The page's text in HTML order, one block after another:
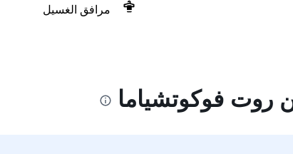
مرافق الغسيل
روت فوكوتشياما